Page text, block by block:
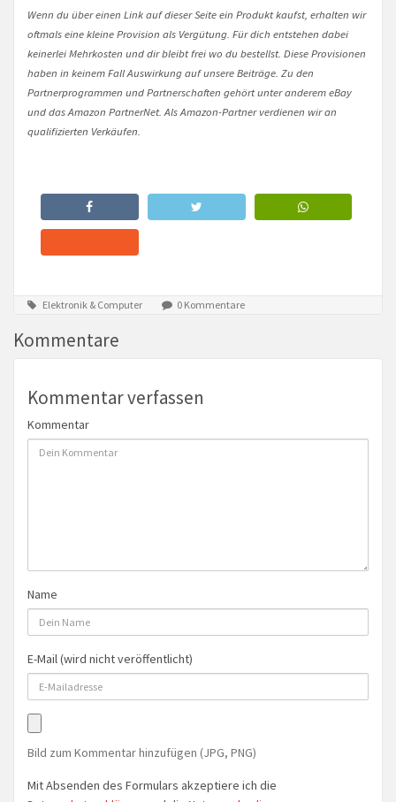
Wenn du über einen Link auf dieser Seite ein Produkt kaufst, erhalten wir
oftmals eine kleine Provision als Vergütung. Für dich entstehen dabei
keinerlei Mehrkosten und dir bleibt frei wo du bestellst. Diese Provisionen
haben in keinem Fall Auswirkung auf unsere Beiträge. Zu den
Partnerprogrammen und Partnerschaften gehört unter anderem eBay
und das Amazon PartnerNet. Als Amazon-Partner verdienen wir an
qualifizierten Verkäufen.
Elektronik & Computer 0 Kommentare
Kommentare
Kommentar verfassen
Kommentar
Name
E-Mail (wird nicht veröffentlicht)
Bild zum Kommentar hinzufügen (JPG, PNG)
Mit Absenden des Formulars akzeptiere ich die